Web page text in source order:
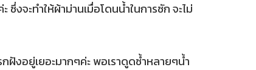
งจะทำให้ผ้าม่านเมื่อโดนน้ำในการซัก จะไม่
งอยู่เยอะมากๆค่ะ พอเราดูดซ้ำหลายๆน้ำ